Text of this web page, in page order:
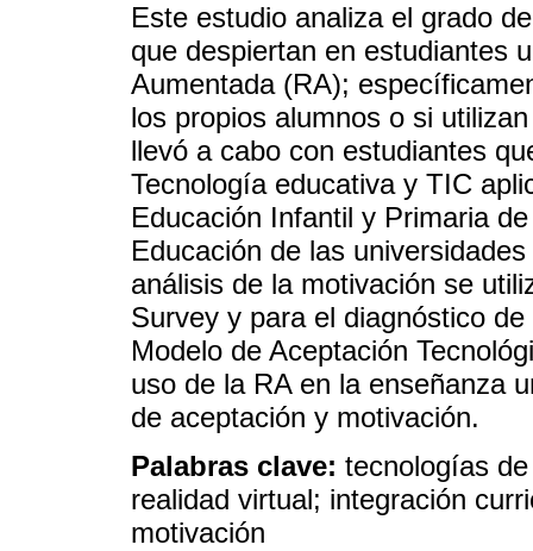
Este estudio analiza el grado
que despiertan en estudiantes
Aumentada (RA);
los propios alumnos o si
llevó a cabo con estudiantes
Tecnología educativa y TIC
Educación Infantil y Primaria
Educación de las
análisis de la motivación se
Survey y para el diagnóstico
Modelo de Aceptación
uso de la RA en la enseñanza
de aceptación y motivación.
Palabras clave: tecnologías
realidad virtual; integración
motivación